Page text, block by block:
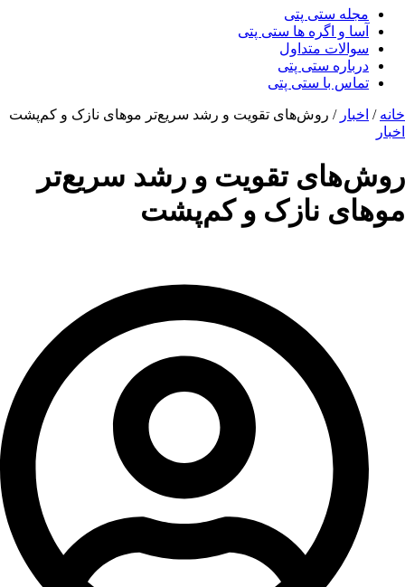
مجله ستی پتی
آسا و اگره ها ستی پتی
سوالات متداول
درباره ستی پتی
تماس با ستی پتی
خانه / اخبار / روش‌های تقویت و رشد سریع‌تر موهای نازک و کم‌پشت
اخبار
روش‌های تقویت و رشد سریع‌تر
موهای نازک و کم‌پشت